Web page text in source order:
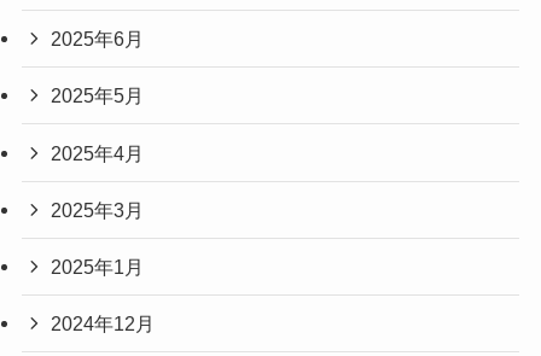
2025年6月
2025年5月
2025年4月
2025年3月
2025年1月
2024年12月